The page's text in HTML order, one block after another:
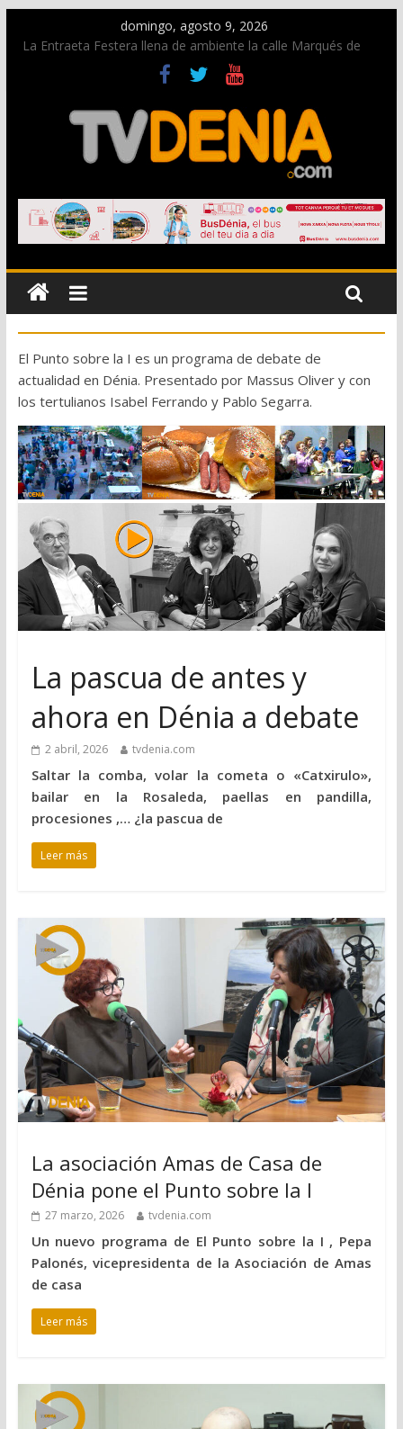
domingo, agosto 9, 2026
La Entraeta Festera llena de ambiente la calle Marqués de
Campo con la recepción a la Capitanía Cristiana
Dos personas fallecen en un grave accidente en la N-332
entre Benissa y Calp
Una nueva oportunidad para donar sangre en Cruz Roja
El bando moro protagonista en la Segunda Entraeta Festera
Paco Adsuar dona al Arxiu de Dénia más de 50.000 imágenes
de la memoria visual de la ciudad
El Punto sobre la I es un programa de debate de
actualidad en Dénia. Presentado por Massus Oliver y con
los tertulianos Isabel Ferrando y Pablo Segarra.
La pascua de antes y
ahora en Dénia a debate
2 abril, 2026 tvdenia.com
Saltar la comba, volar la cometa o «Catxirulo»,
bailar en la Rosaleda, paellas en pandilla,
procesiones ,… ¿la pascua de
Leer más
La asociación Amas de Casa de
Dénia pone el Punto sobre la I
27 marzo, 2026 tvdenia.com
Un nuevo programa de El Punto sobre la I , Pepa
Palonés, vicepresidenta de la Asociación de Amas
de casa
Leer más